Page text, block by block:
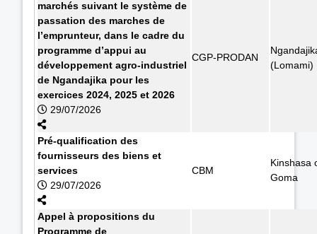
marchés suivant le système de
passation des marches de
l’emprunteur, dans le cadre du
programme d’appui au
développement agro-industriel
de Ngandajika pour les
exercices 2024, 2025 et 2026
29/07/2026
CGP-PRODAN
(Lomami)
Pré-qualification des
fournisseurs des biens et
services
29/07/2026
CBM
Kinshasa
Goma
Appel à propositions du
Programme de